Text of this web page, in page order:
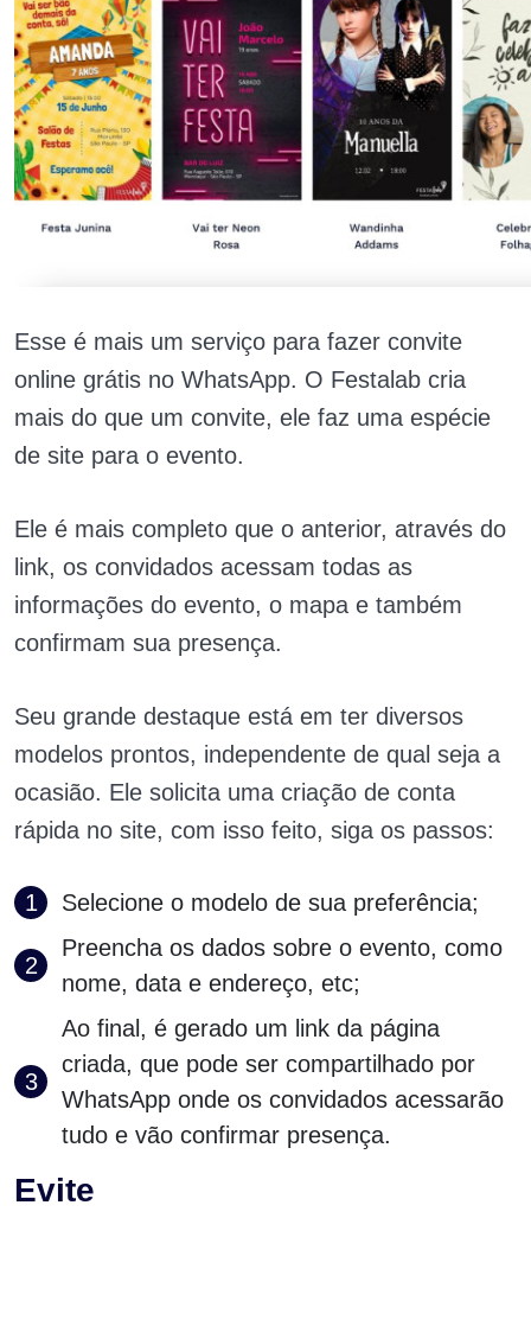
Esse é mais um serviço para fazer convite
online grátis no WhatsApp. O Festalab cria
mais do que um convite, ele faz uma espécie
de site para o evento.
Ele é mais completo que o anterior, através do
link, os convidados acessam todas as
informações do evento, o mapa e também
confirmam sua presença.
Seu grande destaque está em ter diversos
modelos prontos, independente de qual seja a
ocasião. Ele solicita uma criação de conta
rápida no site, com isso feito, siga os passos:
Selecione o modelo de sua preferência;
Preencha os dados sobre o evento, como
nome, data e endereço, etc;
Ao final, é gerado um link da página
criada, que pode ser compartilhado por
WhatsApp onde os convidados acessarão
tudo e vão confirmar presença.
Evite